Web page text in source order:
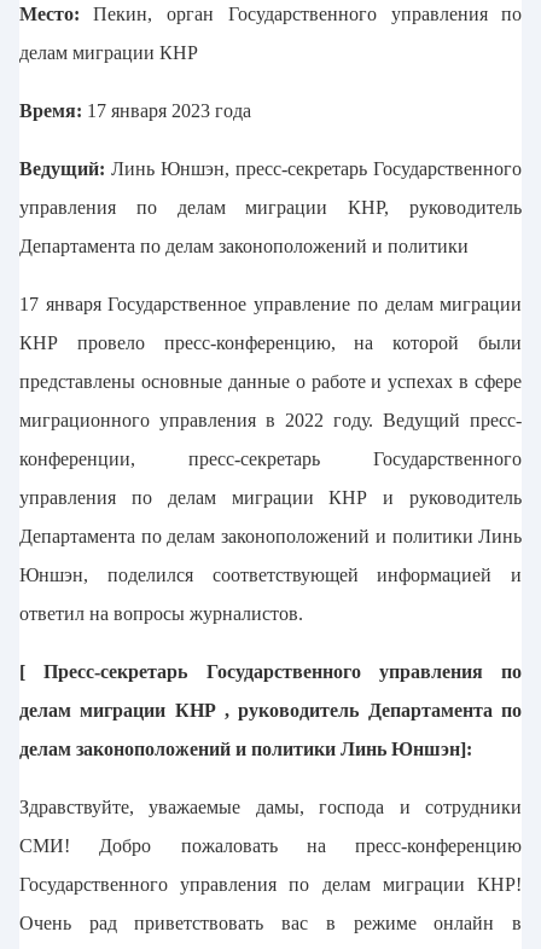
Место: Пекин, орган Государственного управления по
делам миграции КНР
Время: 17 января 2023 года
Ведущий: Линь Юншэн, пресс-секретарь Государственного
управления по делам миграции КНР, руководитель
Департамента по делам законоположений и политики
17 января Государственное управление по делам миграции
КНР провело пресс-конференцию, на которой были
представлены основные данные о работе и успехах в сфере
миграционного управления в 2022 году. Ведущий пресс-
конференции, пресс-секретарь Государственного
управления по делам миграции КНР и руководитель
Департамента по делам законоположений и политики Линь
Юншэн, поделился соответствующей информацией и
ответил на вопросы журналистов.
[ Пресс-секретарь Государственного управления по
делам миграции КНР , руководитель Департамента по
делам законоположений и политики Линь Юншэн]:
Здравствуйте, уважаемые дамы, господа и сотрудники
СМИ! Добро пожаловать на пресс-конференцию
Государственного управления по делам миграции КНР!
Очень рад приветствовать вас в режиме онлайн в